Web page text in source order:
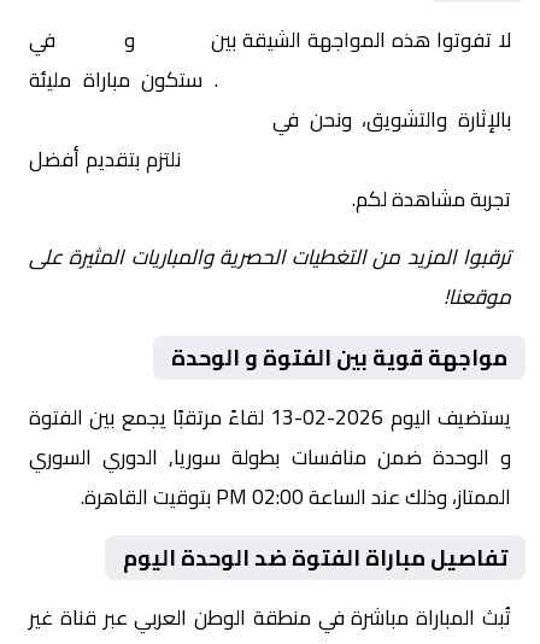
لا تفوتوا هذه المواجهة الشيقة بين و
في
. ستكون مباراة مليئة
بالإثارة والتشويق، ونحن في
نلتزم بتقديم أفضل
تجربة مشاهدة لكم.
ترقبوا المزيد من التغطيات الحصرية والمباريات المثيرة على
موقعنا!
مواجهة قوية بين الفتوة و الوحدة
يستضيف اليوم 2026-02-13 لقاءً مرتقبًا يجمع بين الفتوة
و الوحدة ضمن منافسات بطولة سوريا, الدوري السوري
الممتاز، وذلك عند الساعة 02:00 PM بتوقيت القاهرة.
تفاصيل مباراة الفتوة ضد الوحدة اليوم
تُبث المباراة مباشرة في منطقة الوطن العربي عبر قناة غير